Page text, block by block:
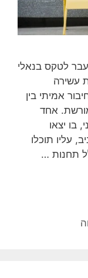
לטקס בנאלי
עשירה
אמיתי בין
אחד
בו יצאו
עליו תוכלו
תחנות …